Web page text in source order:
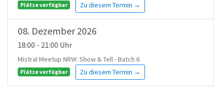
Plätze verfügbar Zu diesem Termin →
08. Dezember 2026
18:00 - 21:00 Uhr
Mistral Meetup NRW: Show & Tell - Batch 6
Plätze verfügbar Zu diesem Termin →